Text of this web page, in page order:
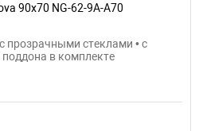
90х70 NG-62-9A-A70
прозрачными стеклами • с
в комплекте